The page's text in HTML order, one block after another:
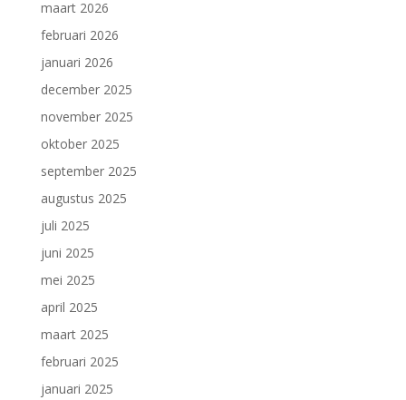
maart 2026
februari 2026
januari 2026
december 2025
november 2025
oktober 2025
september 2025
augustus 2025
juli 2025
juni 2025
mei 2025
april 2025
maart 2025
februari 2025
januari 2025